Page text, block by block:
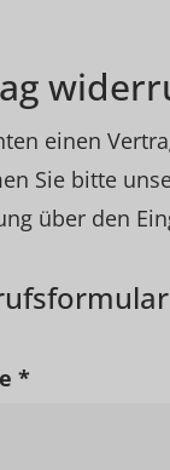
einen
Sie bitte
über den
*